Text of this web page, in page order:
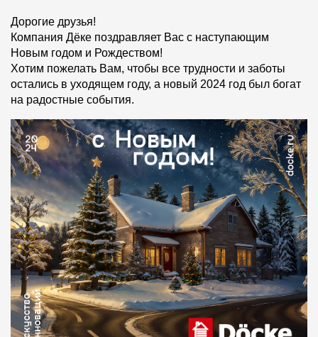
Фасадная плитка
Комплектующие для фасадов
Пленки и мембраны
Мягкая кровля
Однослойная черепица
Ламинированная черепица
Комплектующие к кровле
Кровельная вентиляция
Водостоки
Пластиковые водосточные системы
Дорогие друзья!
Компания Дёке поздравляет Вас с наступающим
Новым годом и Рождеством!
Хотим пожелать Вам, чтобы все трудности и заботы
остались в уходящем году, а новый 2024 год был богат
на радостные события.